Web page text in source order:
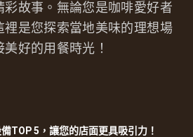
彩故事。無論您是咖啡愛好者
裡是您探索當地美味的理想場
好的用餐時光！
TOP 5，讓您的店面更具吸引力！